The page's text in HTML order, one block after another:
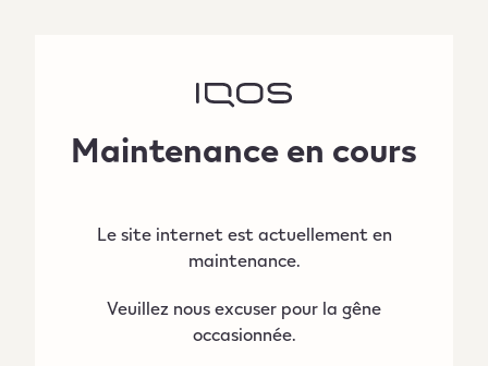
Maintenance en cours
Le site internet est actuellement en
maintenance.
Veuillez nous excuser pour la gêne
occasionnée.